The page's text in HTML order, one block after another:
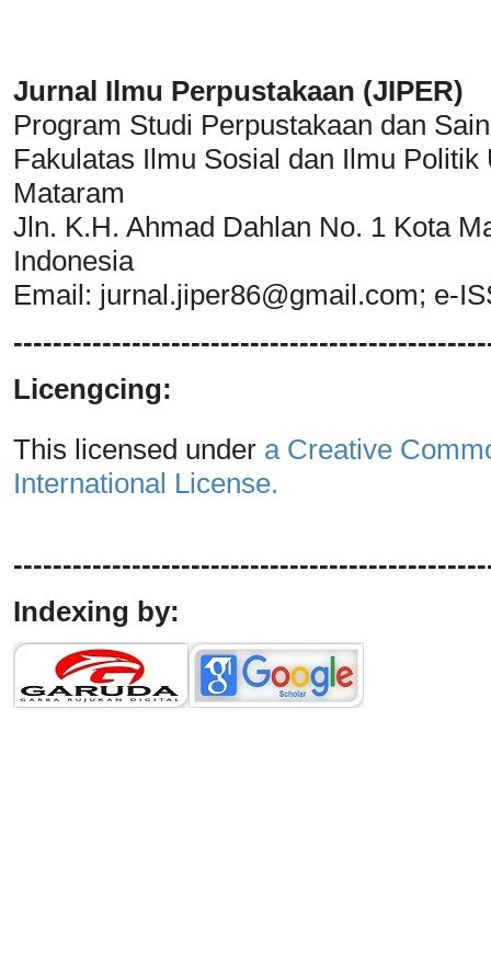
Jurnal Ilmu Perpustakaan (JIPER)
Program Studi Perpustakaan dan
Fakulatas Ilmu Sosial dan Ilmu
Mataram
Jln. K.H. Ahmad Dahlan No. 1 Kota
Indonesia
Email: jurnal.jiper86@gmail.com; e-
Licengcing:
This licensed under a Creative
International License.
Indexing by: